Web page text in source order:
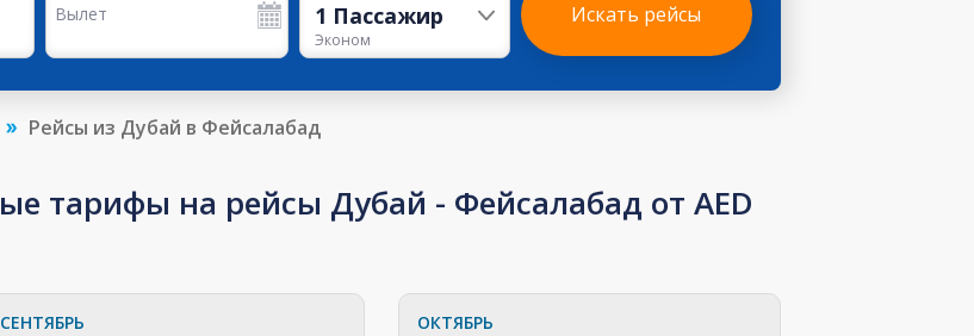
Вылет 1 Пассажир
Эконом
Искать рейсы
Рейсы из Дубай в Фейсалабад
тарифы на рейсы Дубай - Фейсалабад от AED
СЕНТЯБРЬ ОКТЯБРЬ